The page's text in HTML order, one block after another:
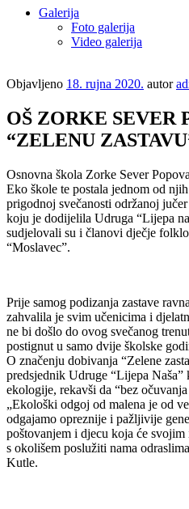
Galerija
Foto galerija
Video galerija
Objavljeno 18. rujna 2020. autor
OŠ ZORKE SEVER
“ZELENU
Osnovna škola Zorke Sever
Eko škole te postala jednom od
prigodnoj svečanosti održanoj
koju je dodijelila Udruga “Lijepa
sudjelovali su i članovi dječje
“Moslavec”.
Prije samog podizanja zastave
zahvalila je svim učenicima i
ne bi došlo do ovog svečanog
postignut u samo dvije školske
O značenju dobivanja “Zelene
predsjednik Udruge “Lijepa Naša”
ekologije, rekavši da “bez
„Ekološki odgoj od malena je od
odgajamo opreznije i pažljivije
poštovanjem i djecu koja će
s okolišem poslužiti nama
Kutle.